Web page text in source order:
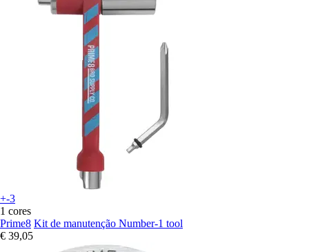
+-3
1 cores
Prime8 Kit de manutenção Number-1 tool
€ 39,05